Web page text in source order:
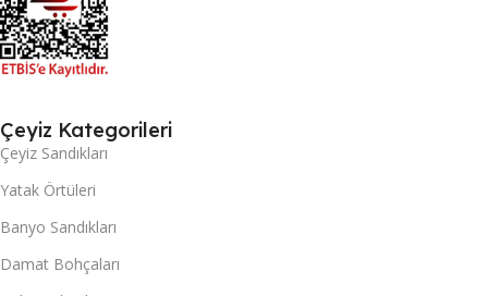
Çeyiz Kategorileri
Çeyiz Sandıkları
Yatak Örtüleri
Banyo Sandıkları
Damat Bohçaları